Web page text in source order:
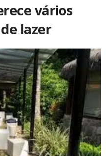
vários
lazer